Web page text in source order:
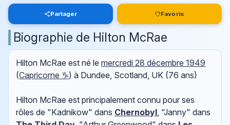
Partager Favoris
Biographie de Hilton McRae
Hilton McRae est né lemercredi 28 décembre 1949
(Capricorne ♑) à Dundee, Scotland, UK (76 ans)
Hilton McRae est principalement connu pour ses
rôles de "Kadnikow" dans Chernobyl, "Janny" dans